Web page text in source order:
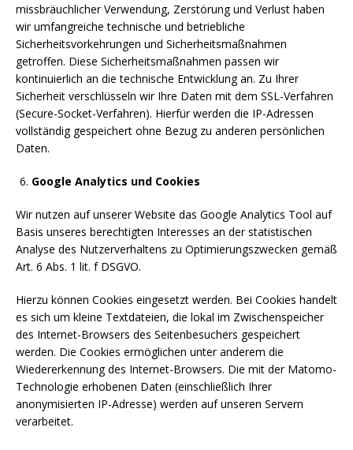
missbräuchlicher Verwendung, Zerstörung und Verlust haben
wir umfangreiche technische und betriebliche
Sicherheitsvorkehrungen und Sicherheitsmaßnahmen
getroffen. Diese Sicherheitsmaßnahmen passen wir
kontinuierlich an die technische Entwicklung an. Zu Ihrer
Sicherheit verschlüsseln wir Ihre Daten mit dem SSL-Verfahren
(Secure-Socket-Verfahren). Hierfür werden die IP-Adressen
vollständig gespeichert ohne Bezug zu anderen persönlichen
Daten.
Google Analytics und Cookies
Wir nutzen auf unserer Website das Google Analytics Tool auf
Basis unseres berechtigten Interesses an der statistischen
Analyse des Nutzerverhaltens zu Optimierungszwecken gemäß
Art. 6 Abs. 1 lit. f DSGVO.
Hierzu können Cookies eingesetzt werden. Bei Cookies handelt
es sich um kleine Textdateien, die lokal im Zwischenspeicher
des Internet-Browsers des Seitenbesuchers gespeichert
werden. Die Cookies ermöglichen unter anderem die
Wiedererkennung des Internet-Browsers. Die mit der Matomo-
Technologie erhobenen Daten (einschließlich Ihrer
anonymisierten IP-Adresse) werden auf unseren Servern
verarbeitet.